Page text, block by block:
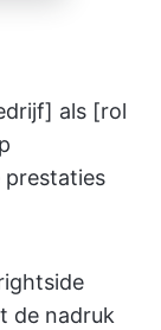
als [rol
prestaties
de nadruk